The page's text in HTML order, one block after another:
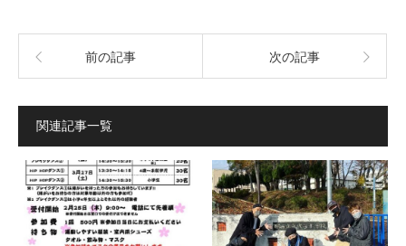
前の記事 次の記事
関連記事一覧